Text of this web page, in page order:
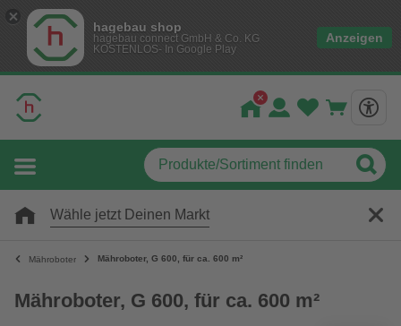
hagebau shop
hagebau connect GmbH & Co. KG
KOSTENLOS- In Google Play
Anzeigen
Wähle jetzt Deinen Markt
Mähroboter Mähroboter, G 600, für ca. 600 m²
Mähroboter, G 600, für ca. 600 m²